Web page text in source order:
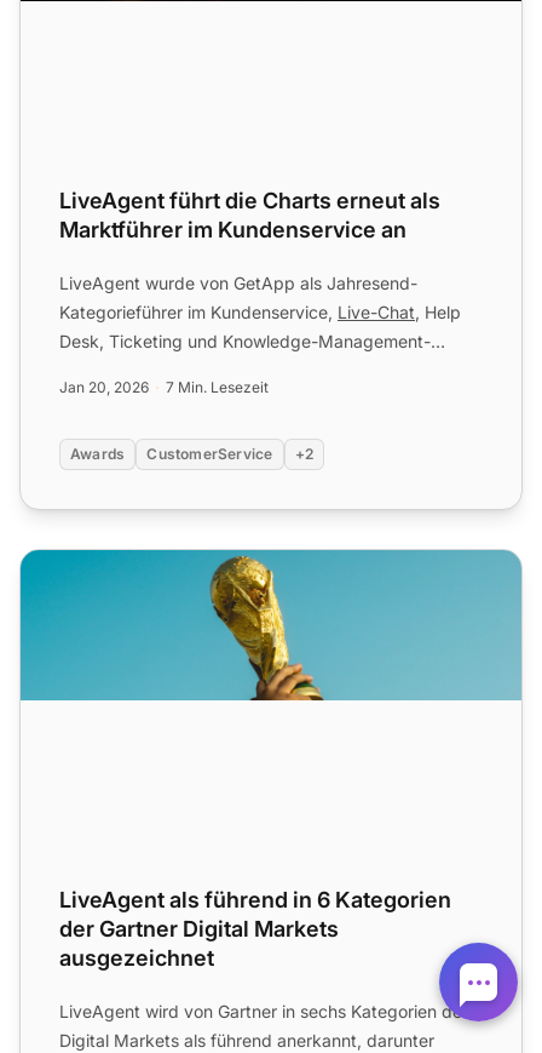
LiveAgent führt die Charts erneut als
Marktführer im Kundenservice an
LiveAgent wurde von GetApp als Jahresend-
Kategorieführer im Kundenservice, Live-Chat, Help
Desk, Ticketing und Knowledge-Management-
Jan 20, 2026 7 Min. Lesezeit
Awards CustomerService +2
LiveAgent als führend in 6 Kategorien der Gartner Digital
LiveAgent als führend in 6 Kategorien
der Gartner Digital Markets
ausgezeichnet
LiveAgent wird von Gartner in sechs Kategorien der
Digital Markets als führend anerkannt, darunter